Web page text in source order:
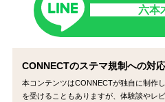
六本
CONNECTのステマ規制への対応
本コンテンツはCONNECTが独自に制作
を受けることもありますが、体験談やレ